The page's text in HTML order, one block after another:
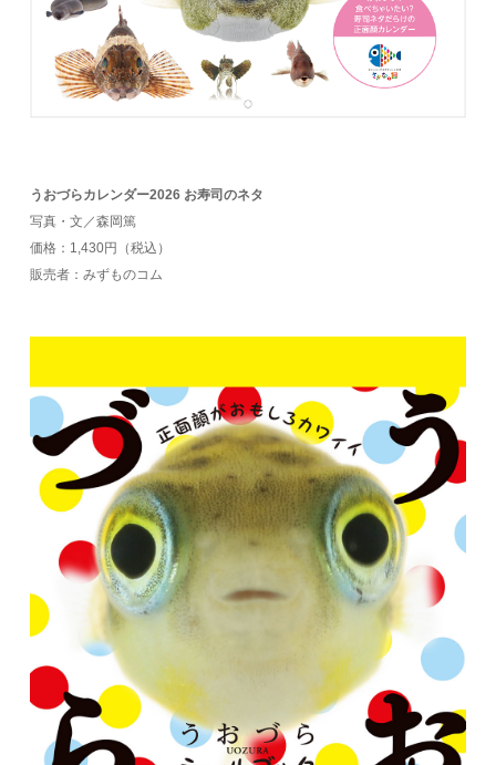
うおづらカレンダー2026 お寿司のネタ
写真・文／森岡篤
価格：1,430円（税込）
販売者：みずものコム